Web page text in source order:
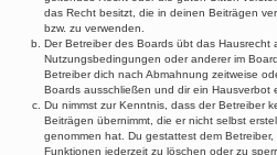
das Recht besitzt, die in deinen Beiträgen
bzw. zu verwenden.
Der Betreiber des Boards übt das Hausrecht
Nutzungsbedingungen oder anderer im
Betreiber dich nach Abmahnung zeitweise
Boards ausschließen und dir ein Hausverbot
Du nimmst zur Kenntnis, dass der Betreiber
Beiträgen übernimmt, die er nicht selbst
genommen hat. Du gestattest dem
Funktionen jederzeit zu löschen oder zu